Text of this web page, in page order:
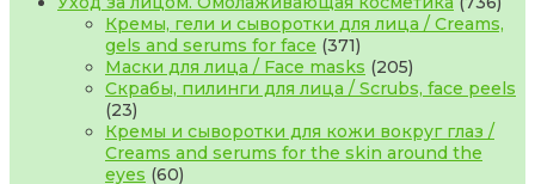
Кремы, гели и сыворотки для лица / Creams,
gels and serums for face 371371
товар
Маски для лица / Face masks 205205
товаров
Скрабы, пилинги для лица / Scrubs, face peels
2323
товара
Кремы и сыворотки для кожи вокруг глаз /
Creams and serums for the skin around the
eyes 6060